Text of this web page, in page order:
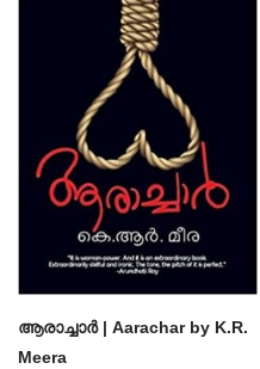
ആരാച്ചാര്‍ | Aarachar by K.R.
Meera